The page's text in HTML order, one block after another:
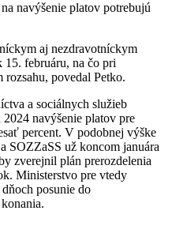
navýšenie platov potrebujú
aj nezdravotníckym
15. februáru, na čo pri
povedal Petko.
a sociálnych služieb
navýšenie platov pre
percent. V podobnej výške
SOZZaSS už koncom januára
zverejnil plán prerozdelenia
Ministerstvo pre vtedy
posunie do